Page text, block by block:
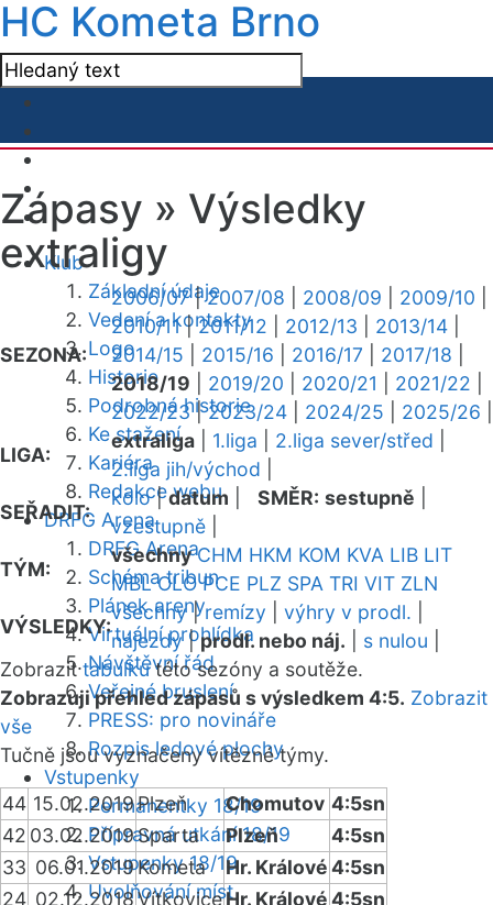
HC Kometa Brno
Klub
Základní údaje
Vedení a kontakty
Logo
Historie
Podrobná historie
Ke stažení
Kariéra
Redakce webu
DRFG Arena
DRFG Arena
Schéma tribun
Plánek areny
Virtuální prohlídka
Návštěvní řád
Veřejné bruslení
PRESS: pro novináře
Rozpis ledové plochy
Vstupenky
Permanentky 18/19
Přípravná utkání 18/19
Vstupenky 18/19
Uvolňování míst
Zápasy » Výsledky
extraligy
SEZONA:
2006/07|2007/08 2008/09 2009/10
2010/11|2011/12 2012/13 2013/14
2014/15
2015/16 2016/17 2017/18
2018/19
2019/20 2020/21 2021/22
2022/23|2023/24 2024/25 2025/26
LIGA:
extraliga 1.liga 2.liga sever/střed
2.liga jih/východ
SEŘADIT:
kolo|datum SMĚR: sestupně
vzestupně
TÝM:
všechny CHM HKM KOM KVA LIB LIT
MBL OLO PCE PLZ SPA TRI VIT ZLN
VÝSLEDKY:
všechny|remízy výhry v prodl.
nájezdy|prodl. nebo náj. s nulou
Zobrazittabulkutéto sezóny a soutěže.
Zobrazuji přehled zápasů s výsledkem 4:5. Zobrazit
vše
Tučně jsou vyznačeny vítězné týmy.
44 15.02.2019Plzeň Chomutov 4:5sn
42 03.02.2019Sparta Plzeň
4:5sn
33 06.01.2019Kometa Hr. Králové4:5sn
24 02.12.2018VítkoviceHr. Králové4:5sn